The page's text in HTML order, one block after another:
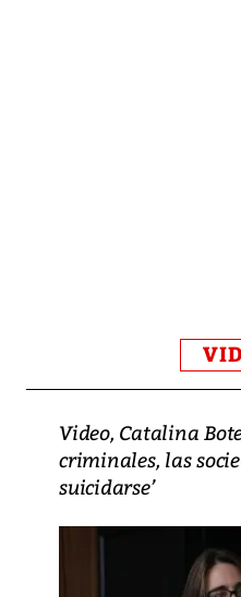
Video, Catalina
criminales, las
suicidarse’